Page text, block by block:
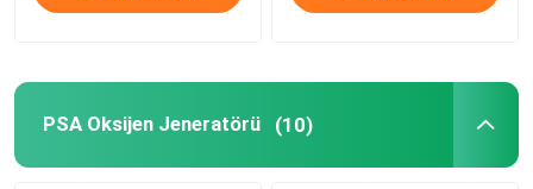
PSA Oksijen Jeneratörü (10)